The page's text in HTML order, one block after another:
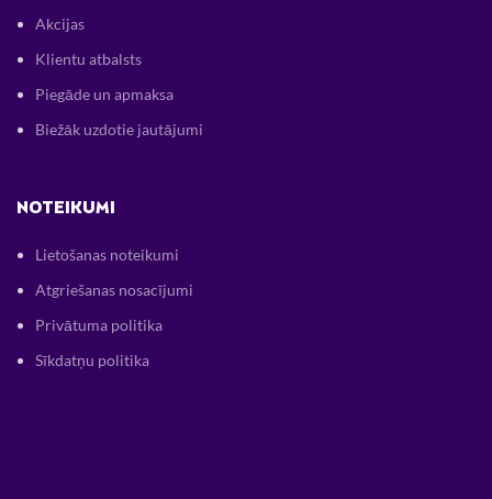
Akcijas
Klientu atbalsts
Piegāde un apmaksa
Biežāk uzdotie jautājumi
NOTEIKUMI
Lietošanas noteikumi
Atgriešanas nosacījumi
Privātuma politika
Sīkdatņu politika